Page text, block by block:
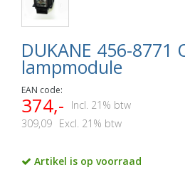
DUKANE 456-8771
lampmodule
EAN code:
374,-
Incl. 21% btw
309,09 Excl. 21% btw
Artikel is op voorraad